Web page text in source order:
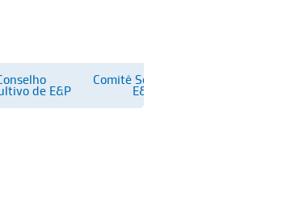
de E&P
Comitê Setorial de
E&P